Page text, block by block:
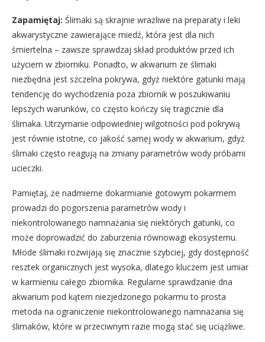
Zapamiętaj: Ślimaki są skrajnie wrażliwe na preparaty i leki
akwarystyczne zawierające miedź, która jest dla nich
śmiertelna – zawsze sprawdzaj skład produktów przed ich
użyciem w zbiorniku. Ponadto, w akwarium ze ślimaki
niezbędna jest szczelna pokrywa, gdyż niektóre gatunki mają
tendencję do wychodzenia poza zbiornik w poszukiwaniu
lepszych warunków, co często kończy się tragicznie dla
ślimaka. Utrzymanie odpowiedniej wilgotności pod pokrywą
jest równie istotne, co jakość samej wody w akwarium, gdyż
ślimaki często reagują na zmiany parametrów wody próbami
ucieczki.
Pamiętaj, że nadmierne dokarmianie gotowym pokarmem
prowadzi do pogorszenia parametrów wody i
niekontrolowanego namnażania się niektórych gatunki, co
może doprowadzić do zaburzenia równowagi ekosystemu.
Młode ślimaki rozwijają się znacznie szybciej, gdy dostępność
resztek organicznych jest wysoka, dlatego kluczem jest umiar
w karmieniu całego zbiornika. Regularne sprawdzanie dna
akwarium pod kątem niezjedzonego pokarmu to prosta
metoda na ograniczenie niekontrolowanego namnażania się
ślimaków, które w przeciwnym razie mogą stać się uciążliwe.